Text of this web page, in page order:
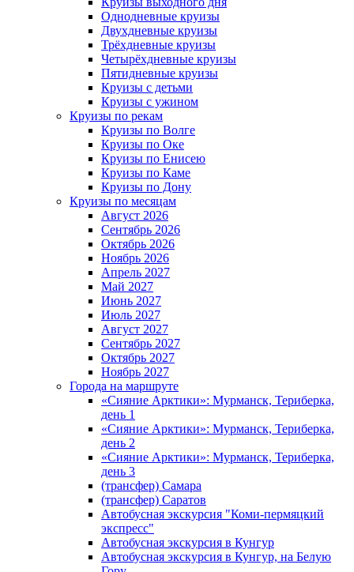
Однодневные круизы
Двухдневные круизы
Трёхдневные круизы
Четырёхдневные круизы
Пятидневные круизы
Круизы с детьми
Круизы с ужином
Круизы по рекам
Круизы по Волге
Круизы по Оке
Круизы по Енисею
Круизы по Каме
Круизы по Дону
Круизы по месяцам
Август 2026
Сентябрь 2026
Октябрь 2026
Ноябрь 2026
Апрель 2027
Май 2027
Июнь 2027
Июль 2027
Август 2027
Сентябрь 2027
Октябрь 2027
Ноябрь 2027
Города на маршруте
«Сияние Арктики»: Мурманск, Териберка,
день 1
«Сияние Арктики»: Мурманск, Териберка,
день 2
«Сияние Арктики»: Мурманск, Териберка,
день 3
(трансфер) Самара
(трансфер) Саратов
Автобусная экскурсия "Коми-пермяцкий
экспресс"
Автобусная экскурсия в Кунгур
Автобусная экскурсия в Кунгур, на Белую